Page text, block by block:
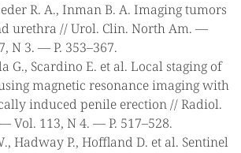
R. A., Inman B. A. Imaging tumors
urethra // Urol. Clin. North Am. —
N 3. — P. 353–367.
G., Scardino E. et al. Local staging of
magnetic resonance imaging with
induced penile erection // Radiol.
Vol. 113, N 4. — P. 517–528.
Hadway P., Hoffland D. et al. Sentinel